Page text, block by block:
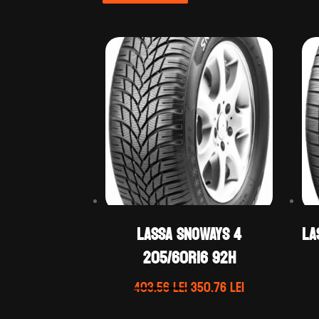
LASSA SNOWAYS 4
205/60R16 92H
403.56leiPrețul
350.76leiPrețul